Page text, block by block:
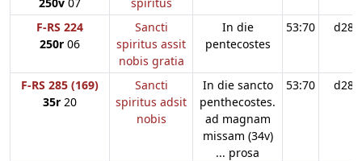
F-RS 224
250r 06
Sancti
spiritus assit
nobis gratia
In die
pentecostes
53:70 d28
F-RS 285 (169)
35r 20
Sancti
spiritus adsit
nobis
In die sancto
penthecostes.
ad magnam
missam (34v)
... prosa
53:70 d28